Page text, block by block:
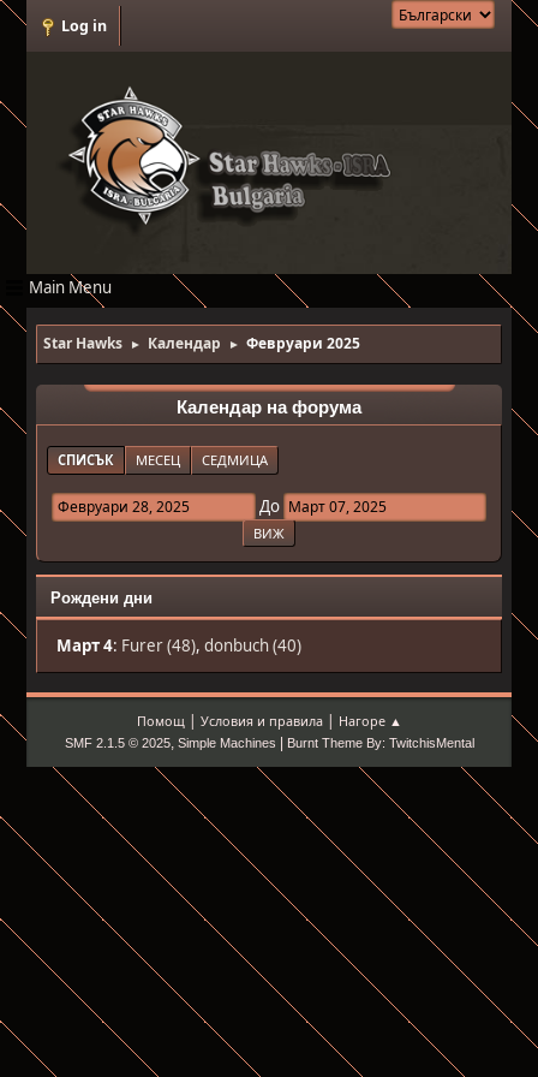
Log in
Main Menu
Star Hawks ► Календар ► Февруари 2025
Календар на форума
СПИСЪК МЕСЕЦ СЕДМИЦА
До
Рождени дни
Март 4: Furer (48),donbuch (40)
Помощ| Условия и правила| Нагоре ▲
SMF 2.1.5 © 2025, Simple Machines Burnt Theme By: TwitchisMental